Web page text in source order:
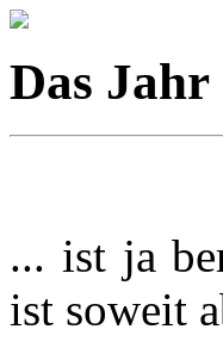
Das Jahr
... ist ja
ist soweit